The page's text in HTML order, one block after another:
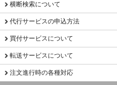
横断検索について
代行サービスの申込方法
買付サービスについて
転送サービスについて
注文進行時の各種対応